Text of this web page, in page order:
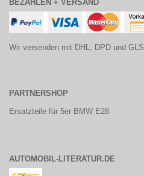
BEZAHLEN + VERSAND
Wir versenden mit DHL, DPD und GLS.
PARTNERSHOP
Ersatzteile für 5er BMW E28
AUTOMOBIL-LITERATUR.DE